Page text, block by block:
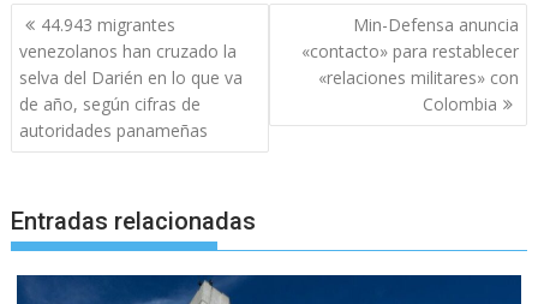
Navegación
de
entradas
44.943 migrantes
venezolanos han cruzado la
selva del Darién en lo que va
de año, según cifras de
autoridades panameñas
Min-Defensa anuncia
«contacto» para restablecer
«relaciones militares» con
Colombia
Entradas relacionadas